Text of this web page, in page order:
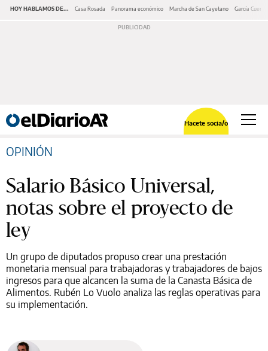
HOY HABLAMOS DE... Casa Rosada Panorama económico Marcha de San Cayetano García Cuerva
Hacete socia/o
OPINIÓN
Salario Básico Universal,
notas sobre el proyecto de
ley
Un grupo de diputados propuso crear una prestación
monetaria mensual para trabajadoras y trabajadores de bajos
ingresos para que alcancen la suma de la Canasta Básica de
Alimentos. Rubén Lo Vuolo analiza las reglas operativas para
su implementación.